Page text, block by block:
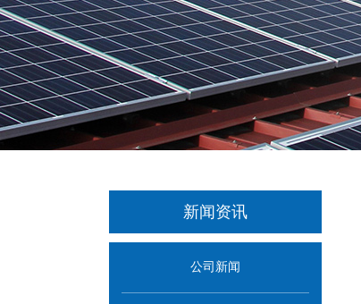
新闻资讯
公司新闻